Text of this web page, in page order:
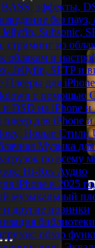
эффекты,
без
Subsonic,
из
и
Jellyfin, SFTP и
для iPhone
с помощью
DSD на iPhone и
для iPhone и
Новые Стили
Музыка
по всему
Hi-Res Аудио
iPhone в 2025
музыкальный
и другие новинки
обзор